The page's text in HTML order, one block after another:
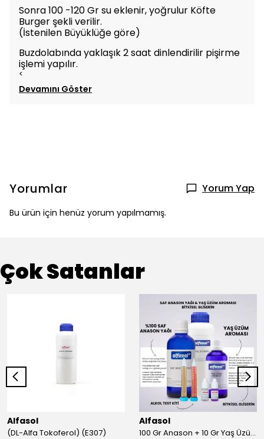
Sonra 100 -120 Gr su eklenir, yoğrulur Köfte
Burger şekli verilir.
(İstenilen Büyüklüğe göre)
Buzdolabında yaklaşık 2 saat dinlendirilir pişirme
işlemi yapılır.
<
Devamını Göster
Yorumlar Yorum Yap
Bu ürün için henüz yorum yapılmamış.
Çok Satanlar
Alfasol
(DL-Alfa Tokoferol) (E307)
Alfasol
100 Gr Anason + 10 Gr Yaş Üzüm + 250 Gr Gliserin + Alkol Test Kiti